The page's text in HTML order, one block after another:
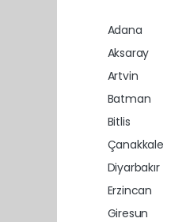
Adana
Aksaray
Artvin
Batman
Bitlis
Çanakkale
Diyarbakır
Erzincan
Giresun